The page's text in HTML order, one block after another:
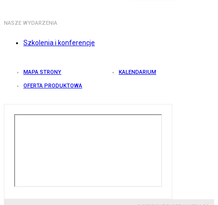
NASZE WYDARZENIA
Szkolenia i konferencje
MAPA STRONY KALENDARIUM
OFERTA PRODUKTOWA